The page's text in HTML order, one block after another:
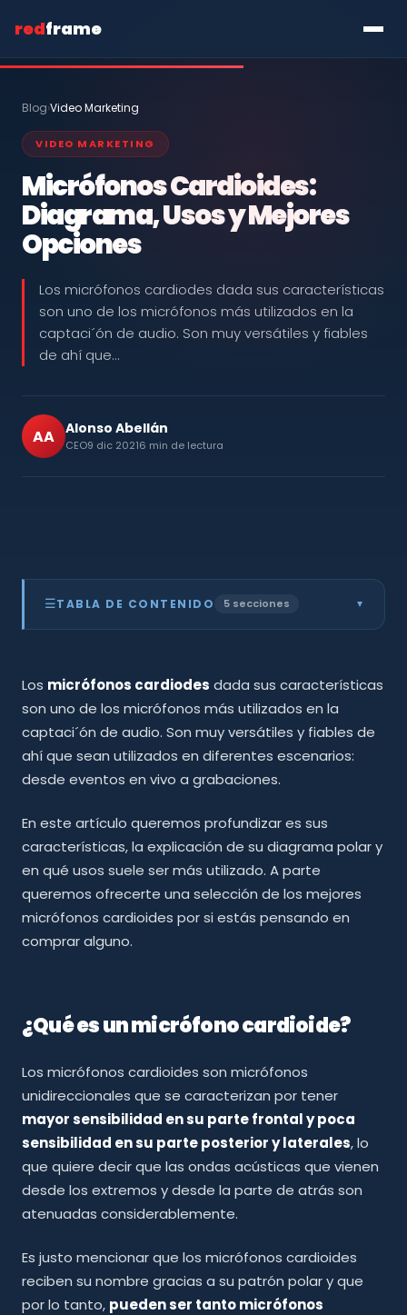
redframe
Blog›Video Marketing
VIDEO MARKETING
Micrófonos Cardioides:
Diagrama, Usos y Mejores
Opciones
Los micrófonos cardiodes dada sus características
son uno de los micrófonos más utilizados en la
captaci´ón de audio. Son muy versátiles y fiables
de ahí que…
AA Alonso Abellán
CEO9 dic 20216 min de lectura
☰TABLA DE CONTENIDO 5 secciones ▲
03 ¿Cuándo se utilizan los micrófonos cardioides?
Diferencia entre micrófono Cardioide y
Omnidireccional
05 Mejores micrófonos cardioides: Calidad Vs
Precio
Los micrófonos cardiodes dada sus características
son uno de los micrófonos más utilizados en la
captaci´ón de audio. Son muy versátiles y fiables de
ahí que sean utilizados en diferentes escenarios:
desde eventos en vivo a grabaciones.
En este artículo queremos profundizar es sus
características, la explicación de su diagrama polar y
en qué usos suele ser más utilizado. A parte
queremos ofrecerte una selección de los mejores
micrófonos cardioides por si estás pensando en
comprar alguno.
¿Qué es un micrófono cardioide?
Los micrófonos cardioides son micrófonos
unidireccionales que se caracterizan por tener
mayor sensibilidad en su parte frontal y poca
sensibilidad en su parte posterior y laterales, lo
que quiere decir que las ondas acústicas que vienen
desde los extremos y desde la parte de atrás son
atenuadas considerablemente.
Es justo mencionar que los micrófonos cardioides
reciben su nombre gracias a su patrón polar y que
por lo tanto, pueden ser tanto micrófonos